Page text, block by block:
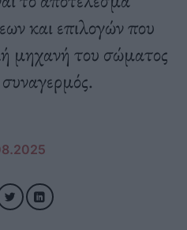
και επιλογών που
μηχανή του σώματος